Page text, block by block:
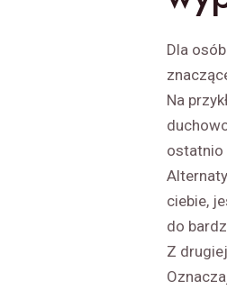
Dla
Na
ostatnio
ciebie,
do
Z